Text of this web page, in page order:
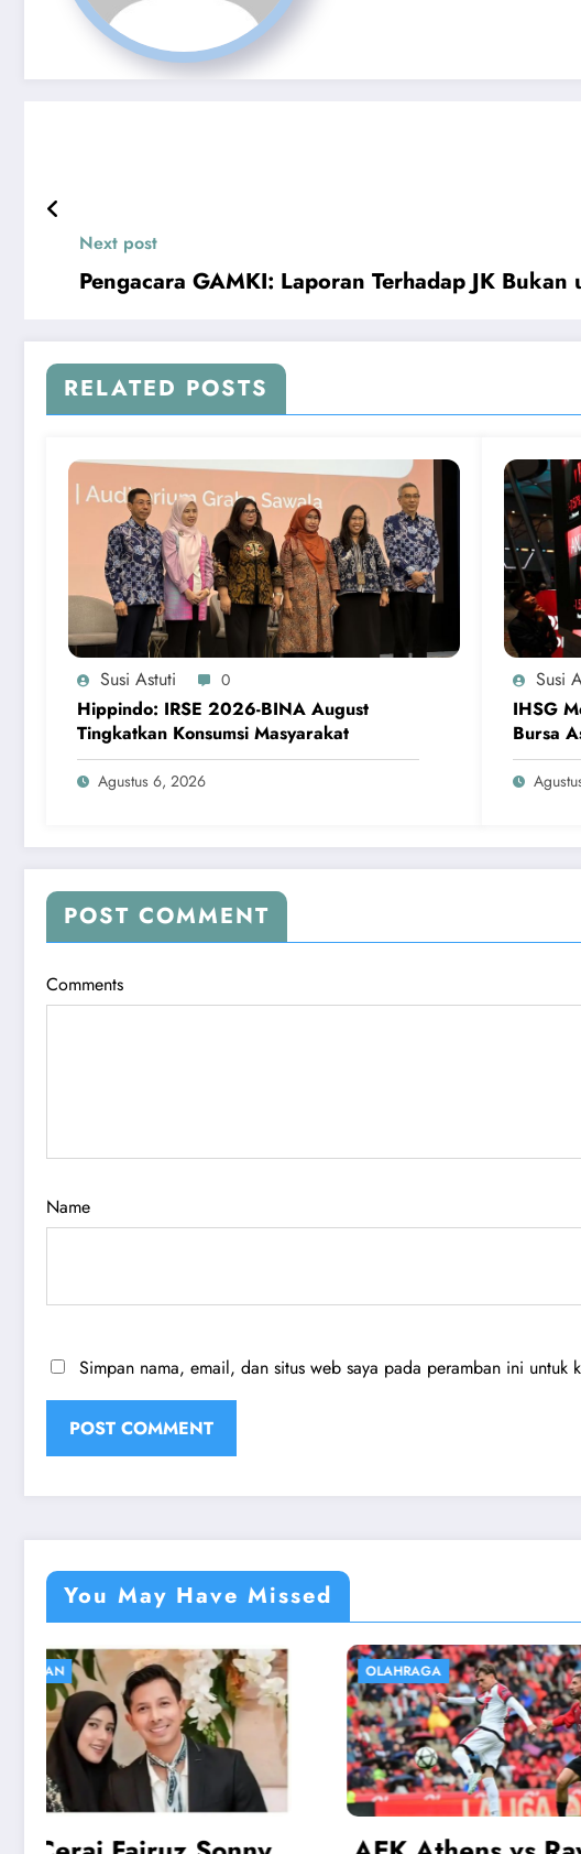
Next post
Pengacara GAMKI: Laporan Terhadap JK
RELATED POSTS
Susi Astuti 0
Hippindo: IRSE 2026-BINA August
Tingkatkan Konsumsi Masyarakat
Agustus 6, 2026
Susi
IHSG
Bursa
POST COMMENT
Comments
Name
Simpan nama, email, dan situs web saya pada peramban ini untuk
You May Have Missed
OLAHRAGA EKONOMI